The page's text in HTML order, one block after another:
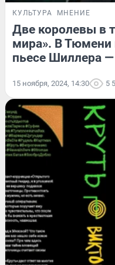
КУЛЬТУРА МНЕНИЕ
Две королевы в
мира». В
пьесе Шиллера —
15 ноября, 2024, 14:30 5